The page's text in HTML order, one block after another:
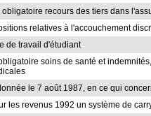
recours des tiers dans
relatives à l'accouchement
de travail d'étudiant
soins de santé et
le 7 août 1987, en ce qui
les revenus 1992 un système de